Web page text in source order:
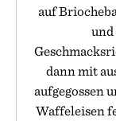
auf
und
dann mit
aufgegossen
Waffeleisen